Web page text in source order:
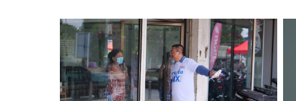
ว่า